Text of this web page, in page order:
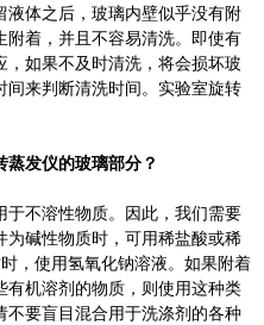
体之后，玻璃内壁似乎没有附
着，并且不容易清洗。即使有
如果不及时清洗，将会损坏玻
来判断清洗时间。实验室旋转
发仪的玻璃部分？
不溶性物质。因此，我们需要
碱性物质时，可用稀盐酸或稀
，使用氢氧化钠溶液。如果附着
机溶剂的物质，则使用这种类
要盲目混合用于洗涤剂的各种